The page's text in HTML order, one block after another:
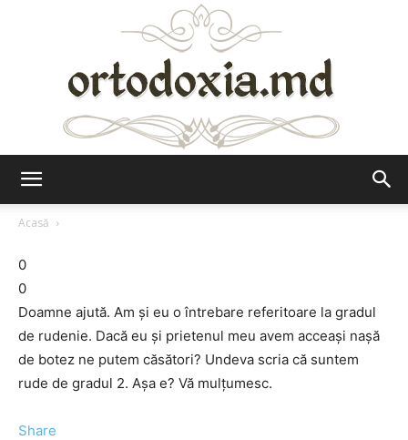
Acasă
0
0
Doamne ajută. Am şi eu o întrebare referitoare la gradul
de rudenie. Dacă eu şi prietenul meu avem acceaşi naşă
de botez ne putem căsători? Undeva scria că suntem
rude de gradul 2. Aşa e? Vă mulţumesc.
Share